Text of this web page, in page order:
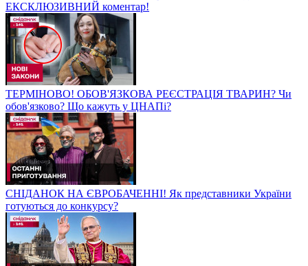
ЕКСКЛЮЗИВНИЙ коментар!
ТЕРМІНОВО! ОБОВ'ЯЗКОВА РЕЄСТРАЦІЯ ТВАРИН? Чи
обов'язково? Що кажуть у ЦНАПі?
СНІДАНОК НА ЄВРОБАЧЕННІ! Як представники України
готуються до конкурсу?